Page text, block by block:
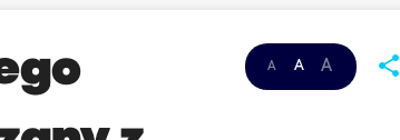
A A A share